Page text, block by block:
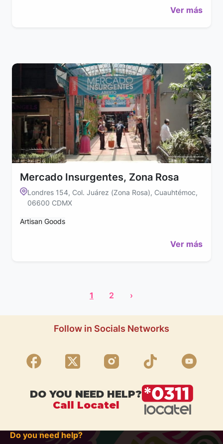
Ver más
Mercado Insurgentes, Zona Rosa
Londres 154, Col. Juárez (Zona Rosa), Cuauhtémoc,
06600 CDMX
Artisan Goods
Ver más
1 2 ›
Follow in Socials Networks
DO YOU NEED HELP?
Call Locatel
Do you need help?